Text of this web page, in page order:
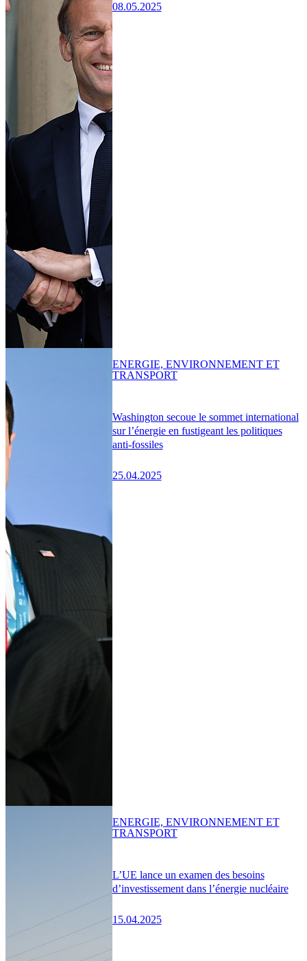
08.05.2025
Washington secoue le sommet international
sur l’énergie en fustigeant les politiques
anti-fossiles
25.04.2025
ENERGIE, ENVIRONNEMENT ET
TRANSPORT
L’UE lance un examen des besoins
d’investissement dans l’énergie nucléaire
15.04.2025
ENERGIE, ENVIRONNEMENT ET
TRANSPORT